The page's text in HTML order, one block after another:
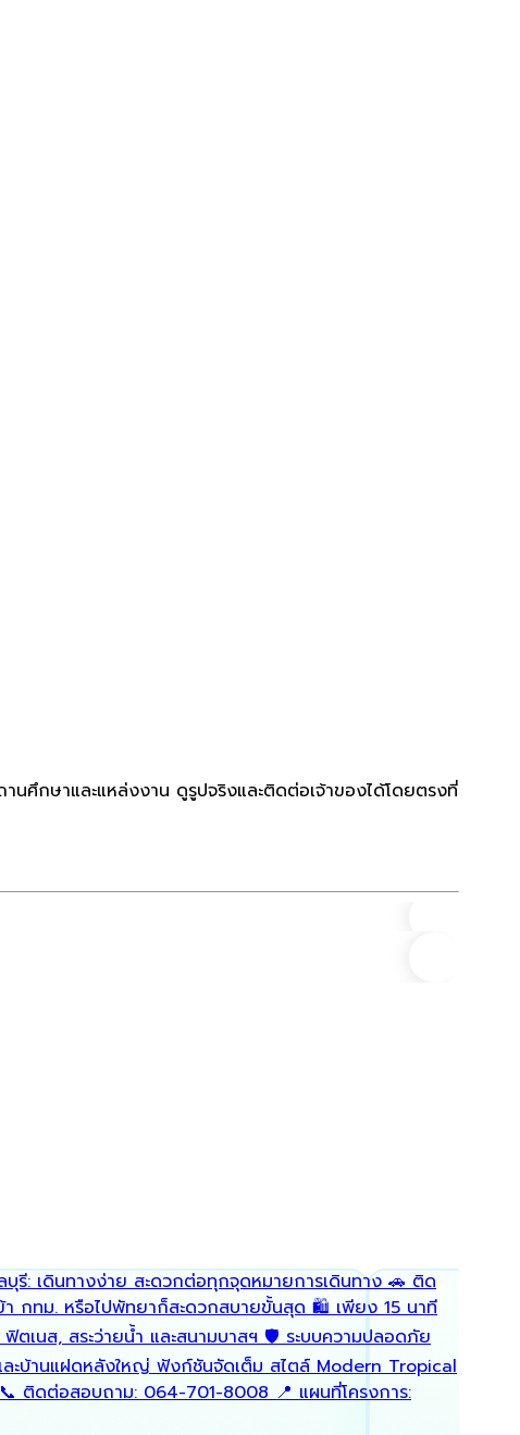
นศึกษาและแหล่งงาน ดูรูปจริงและติดต่อเจ้าของได้โดยตรงที่
รี: เดินทางง่าย สะดวกต่อทุกจุดหมายการเดินทาง 🚗 ติด
า กทม. หรือไปพัทยาก็สะดวกสบายขั้นสุด 🛍️ เพียง 15 นาที
เนส, สระว่ายน้ำ และสนามบาสฯ 🛡️ ระบบความปลอดภัย
ละบ้านแฝดหลังใหญ่ ฟังก์ชันจัดเต็ม สไตล์ Modern Tropical
ติดต่อสอบถาม: 064-701-8008 📍 แผนที่โครงการ: